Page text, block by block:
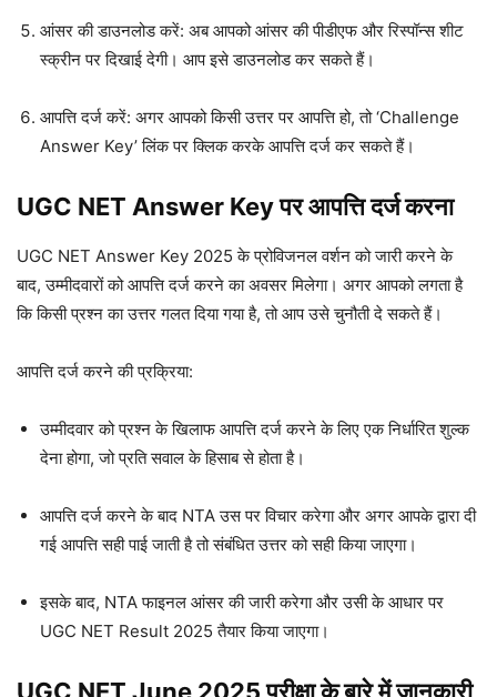
आंसर की डाउनलोड करें: अब आपको आंसर की पीडीएफ और रिस्पॉन्स शीट
स्क्रीन पर दिखाई देगी। आप इसे डाउनलोड कर सकते हैं।
आपत्ति दर्ज करें: अगर आपको किसी उत्तर पर आपत्ति हो, तो ‘Challenge
Answer Key’ लिंक पर क्लिक करके आपत्ति दर्ज कर सकते हैं।
UGC NET Answer Key पर आपत्ति दर्ज करना
UGC NET Answer Key 2025 के प्रोविजनल वर्शन को जारी करने के
बाद, उम्मीदवारों को आपत्ति दर्ज करने का अवसर मिलेगा। अगर आपको लगता है
कि किसी प्रश्न का उत्तर गलत दिया गया है, तो आप उसे चुनौती दे सकते हैं।
आपत्ति दर्ज करने की प्रक्रिया:
उम्मीदवार को प्रश्न के खिलाफ आपत्ति दर्ज करने के लिए एक निर्धारित शुल्क
देना होगा, जो प्रति सवाल के हिसाब से होता है।
आपत्ति दर्ज करने के बाद NTA उस पर विचार करेगा और अगर आपके द्वारा दी
गई आपत्ति सही पाई जाती है तो संबंधित उत्तर को सही किया जाएगा।
इसके बाद, NTA फाइनल आंसर की जारी करेगा और उसी के आधार पर
UGC NET Result 2025 तैयार किया जाएगा।